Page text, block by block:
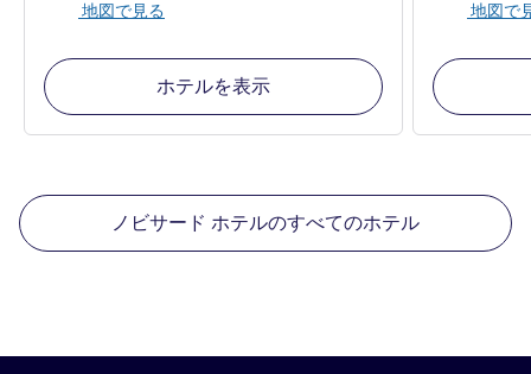
地図で見る
ホテルを表示
地図で
ノビサード ホテルのすべてのホテル